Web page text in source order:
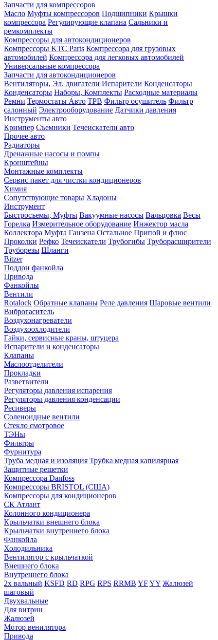
Запчасти для компрессоров
Масло Муфты компрессоров Подшипники Крышки
компрессора Регулирующие клапана Сальники и
ремкомплекты
Компрессоры для автокондиционеров
Компрессоры KTC Parts Компрессора для грузовых
автомобилей Компрессора для легковых автомобилей
Универсальные компрессора
Запчасти для автокондиционеров
Вентиляторы, Эл. двигатели Испарители Конденсаторы
Конденсаторы Наборы, Комплекты Расходные материалы
Ремни Термостаты Авто ТРВ Фильтр осушитель Фильтр
салонный Электрооборудование Датчики давления
Инструменты авто
Кримпер Съемники Течеискатели авто
Прочее авто
Радиаторы
Дренажные насосы и помпы
Кронштейны
Монтажные комплекты
Сервис пакет для чистки кондиционеров
Химия
Сопутствующие товары Хладоны
Инструмент
Быстросъемы, Муфты Вакуумные насосы Вальцовка Весы
Горелка Измерительное оборудование Инжектор масла
Коллектора Муфта Ганзена Остальное Припой и флюс
Проколки Рефко Течеискатели Трубогибы Труборасширители
Труборезы Шланги
Bitzer
Поддон фанкойла
Привода
Фанкойлы
Вентили
Rotalock Обратные клапаны Реле давления Шаровые вентили
Виброгаситель
Воздухонагреватели
Воздухоохлодители
Гайки, сервисные краны, штуцера
Испарители и конденсаторы
Клапаны
Маслоотделители
Прокладки
Разветвители
Регуляторы давления испарения
Регуляторы давления конденсации
Ресиверы
Соленоидные вентили
Стекло смотровое
ТЭНы
Фильтры
Фурнитура
Труба медная и изоляция Трубка медная капилярная
Защитные решетки
Компрессора Danfoss
Компрессоры BRISTOL (США)
Компрессоры для кондиционеров
СК Атлант
Колонного кондиционера
Крыльчатки внешнего блока
Крыльчатки внутреннего блока
Фанкойла
Холодильника
Вентилятор с крыльчаткой
Внешнего блока
Внутреннего блока
2х вальный KSFD RD RPG RPS RRMB YFYY Жалюзей
шаговый
Двухвальные
Для витрин
Жалюзей
Мотор венилятора
Привода